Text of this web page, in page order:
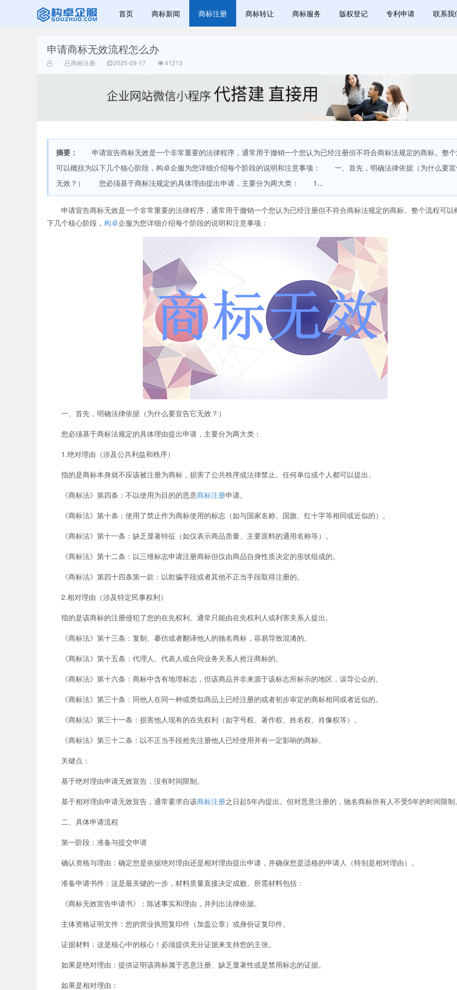
赣州兰之新知
首页 商标新闻 商标注册 商标转让 商标服务 版权登记 专利申请 联系我
申请商标无效流程怎么办
商标注册 2025-09-17 41213
摘要：
申请宣告商标无效是一个非常重要的法律程序，通常用于撤销一个您认为已经注册但不符合商标法规定的商标。整
可以概括为以下几个核心阶段，构卓企服为您详细介绍每个阶段的说明和注意事项： 一、首先，明确法律依据（为什么要
无效？） 您必须基于商标法规定的具体理由提出申请，主要分为两大类： 1...
申请宣告商标无效是一个非常重要的法律程序，通常用于撤销一个您认为已经注册但不符合商标法规定的商标。整个流程可以
下几个核心阶段， 构卓企服为您详细介绍每个阶段的说明和注意事项：
一、首先，明确法律依据（为什么要宣告它无效？）
您必须基于商标法规定的具体理由提出申请，主要分为两大类：
1.绝对理由（涉及公共利益和秩序）
指的是商标本身就不应该被注册为商标，损害了公共秩序或法律禁止。任何单位或个人都可以提出。
《商标法》第四条：不以使用为目的的恶意商标注册申请。
《商标法》第十条：使用了禁止作为商标使用的标志（如与国家名称、国旗、红十字等相同或近似的）。
《商标法》第十一条：缺乏显著特征（如仅表示商品质量、主要原料的通用名称等）。
《商标法》第十二条：以三维标志申请注册商标但仅由商品自身性质决定的形状组成的。
《商标法》第四十四条第一款：以欺骗手段或者其他不正当手段取得注册的。
2.相对理由（涉及特定民事权利）
指的是该商标的注册侵犯了您的在先权利。通常只能由在先权利人或利害关系人提出。
《商标法》第十三条：复制、摹仿或者翻译他人的驰名商标，容易导致混淆的。
《商标法》第十五条：代理人、代表人或合同业务关系人抢注商标的。
《商标法》第十六条：商标中含有地理标志，但该商品并非来源于该标志所标示的地区，误导公众的。
《商标法》第三十条：同他人在同一种或类似商品上已经注册的或者初步审定的商标相同或者近似的。
《商标法》第三十一条：损害他人现有的在先权利（如字号权、著作权、姓名权、肖像权等）。
《商标法》第三十二条：以不正当手段抢先注册他人已经使用并有一定影响的商标。
关键点：
基于绝对理由申请无效宣告，没有时间限制。
基于相对理由申请无效宣告，通常要求自该商标注册之日起5年内提出。但对恶意注册的，驰名商标所有人不受5年的时间限制
二、具体申请流程
第一阶段：准备与提交申请
确认资格与理由：确定您是依据绝对理由还是相对理由提出申请，并确保您是适格的申请人（特别是相对理由）。
准备申请书件：这是最关键的一步，材料质量直接决定成败。所需材料包括：
《商标无效宣告申请书》：陈述事实和理由，并列出法律依据。
主体资格证明文件：您的营业执照复印件（加盖公章）或身份证复印件。
证据材料：这是核心中的核心！必须提供充分证据来支持您的主张。
如果是绝对理由：提供证明该商标属于恶意注册、缺乏显著性或是禁用标志的证据。
如果是相对理由：